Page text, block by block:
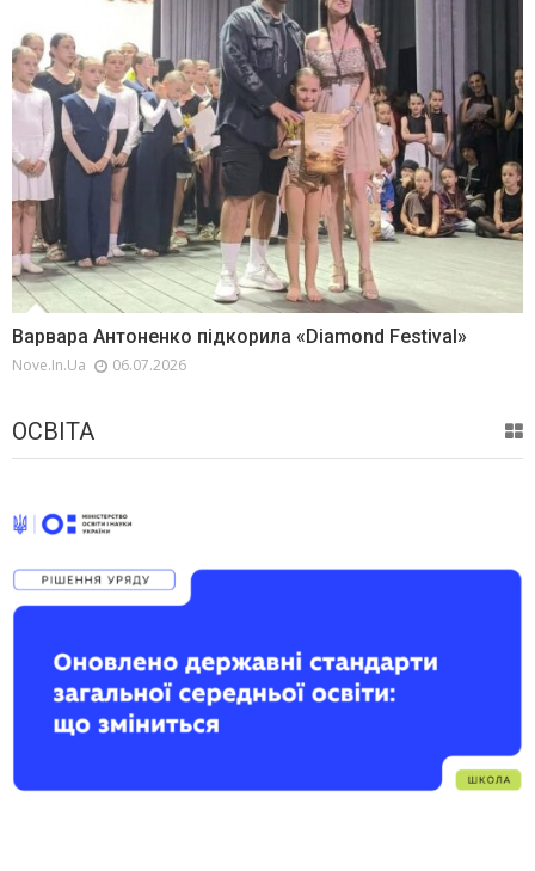
Варвара Антоненко підкорила «Diamond Festival»
Nove.in.ua 06.07.2026
ОСВІТА